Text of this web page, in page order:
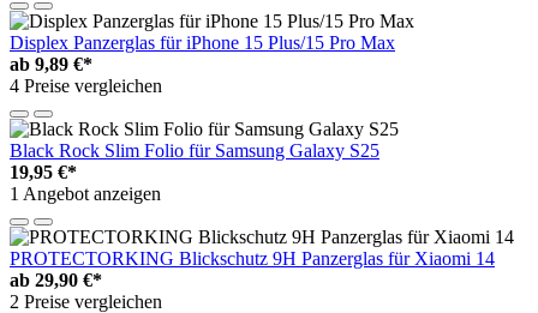
Displex Panzerglas für iPhone 15 Plus/15 Pro Max
ab 9,89 €*
4 Preise vergleichen
Black Rock Slim Folio für Samsung Galaxy S25
19,95 €*
1 Angebot anzeigen
PROTECTORKING Blickschutz 9H Panzerglas für Xiaomi 14
ab 29,90 €*
2 Preise vergleichen